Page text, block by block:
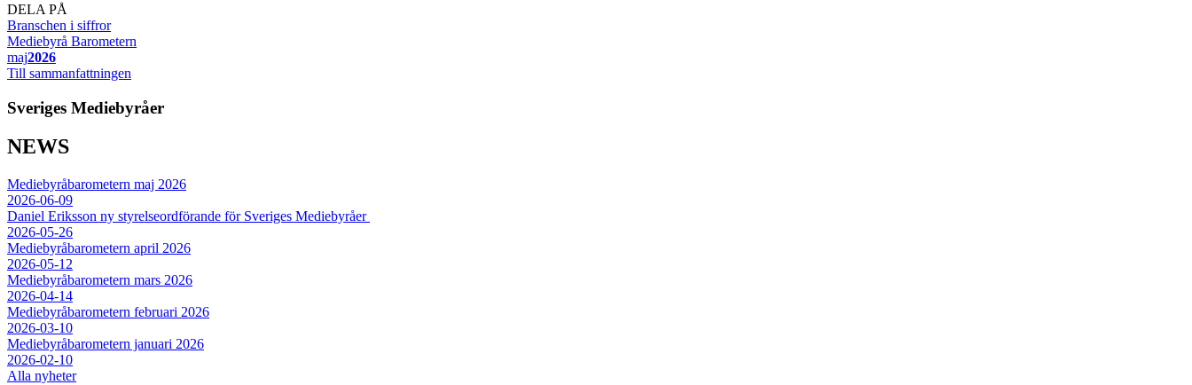
DELA PÅ
Branschen i siffror
Mediebyrå Barometern
maj2026
Till sammanfattningen
Sveriges Mediebyråer
NEWS
Mediebyråbarometern maj 2026
2026-06-09
Daniel Eriksson ny styrelseordförande för Sveriges Mediebyråer
2026-05-26
Mediebyråbarometern april 2026
2026-05-12
Mediebyråbarometern mars 2026
2026-04-14
Mediebyråbarometern februari 2026
2026-03-10
Mediebyråbarometern januari 2026
2026-02-10
Alla nyheter